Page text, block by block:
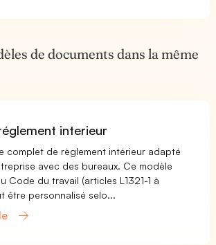
de documents dans la même
interieur
complet de règlement intérieur adapté
avec des bureaux. Ce modèle
Code du travail (articles L1321-1 à
être personnalisé selo...